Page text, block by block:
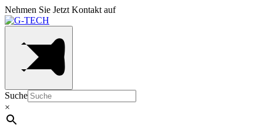
Nehmen Sie Jetzt Kontakt auf
Suche
×